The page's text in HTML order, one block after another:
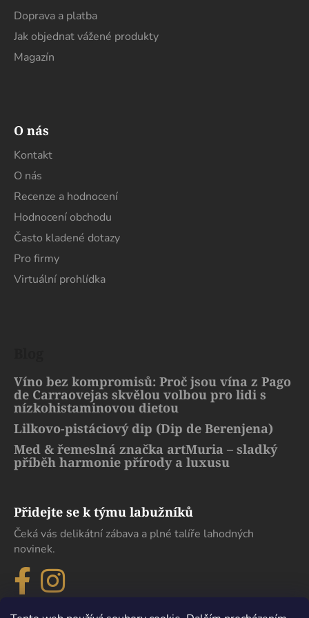
Doprava a platba
Jak objednat vážené produkty
Magazín
O nás
Kontakt
O nás
Recenze a hodnocení
Hodnocení obchodu
Často kladené dotazy
Pro firmy
Virtuální prohlídka
Víno bez kompromisů: Proč jsou vína z Pago
de Carraovejas skvělou volbou pro lidi s
nízkohistaminovou dietou
Lilkovo-pistáciový dip (Dip de Berenjena)
Med & řemeslná značka artMuria – sladký
příběh harmonie přírody a luxusu
Přidejte se k týmu labužníků
Čeká vás delikátní zábava a plné talíře lahodných
novinek.